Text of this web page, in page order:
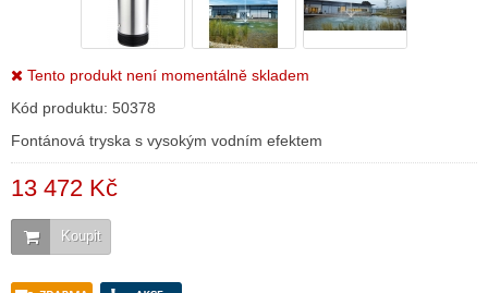
Tento produkt není momentálně skladem
Kód produktu: 50378
Fontánová tryska s vysokým vodním efektem
13 472 Kč
Koupit